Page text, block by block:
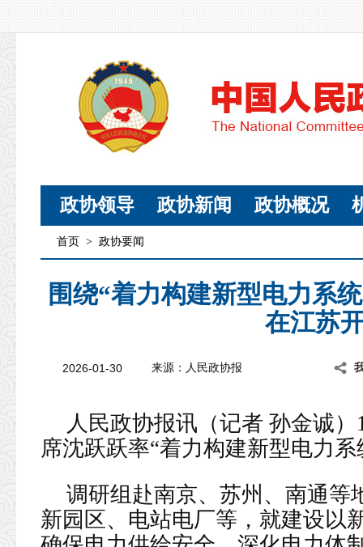
政协领导 政协新闻 政协概况
首页 > 政协要闻
围绕“着力构建新型电力系
在江苏
2026-01-30 来源：人民政协报
人民政协报讯（记者 孙金诚
席沈跃跃率“着力构建新型电力
调研组赴南京、苏州、南通等
新园区、电站电厂等，就建设以